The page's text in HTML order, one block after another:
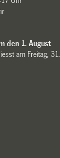
den 1. August
am Freitag, 31.